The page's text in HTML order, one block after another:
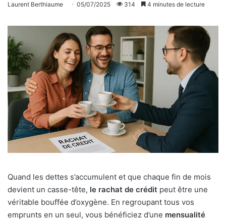
Laurent Berthiaume 05/07/2025 314 4 minutes de lecture
Quand les dettes s’accumulent et que chaque fin de mois
devient un casse-tête, le rachat de crédit peut être une
véritable bouffée d’oxygène. En regroupant tous vos
emprunts en un seul, vous bénéficiez d’une mensualité